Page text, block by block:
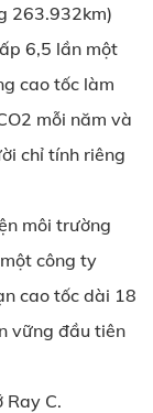
263.932km)
6,5 lần một
cao tốc làm
mỗi năm và
chỉ tính riêng
môi trường
công ty
cao tốc dài 18
vững đầu tiên
C.